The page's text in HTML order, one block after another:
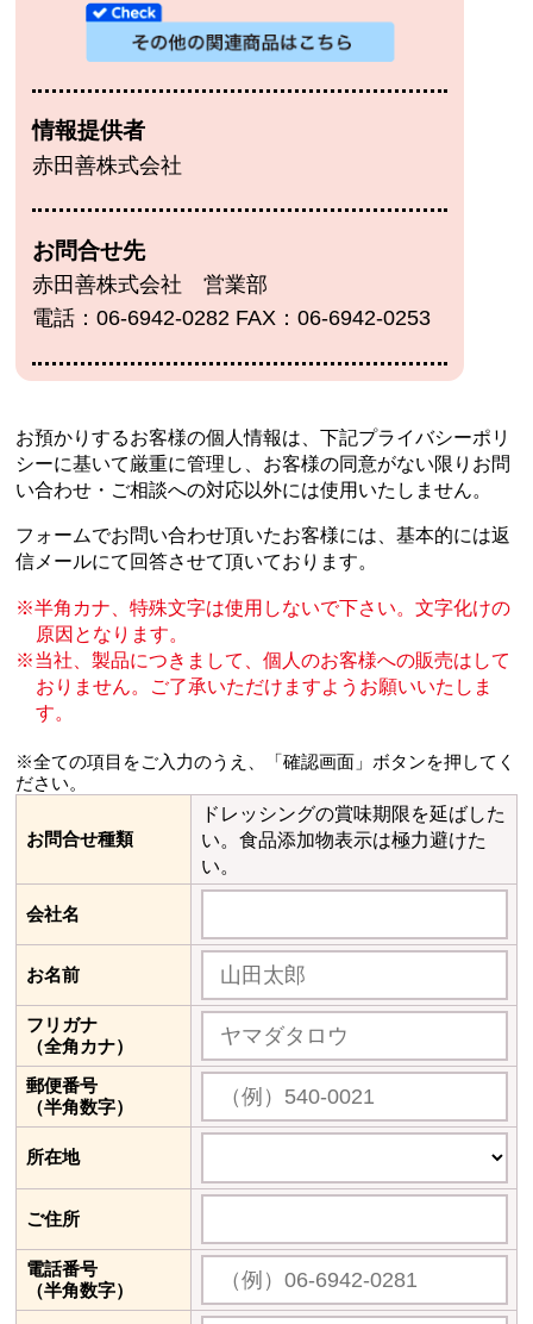
情報提供者
赤田善株式会社
お問合せ先
赤田善株式会社 営業部
電話：06-6942-0282 FAX：06-6942-0253
お預かりするお客様の個人情報は、下記プライバシーポリ
シーに基いて厳重に管理し、 お客様の同意がない限りお問
い合わせ・ご相談への対応以外には使用いたしません。
フォームでお問い合わせ頂いたお客様には、基本的には返
信メールにて回答させて頂いております。
半角カナ、特殊文字は使用しないで下さい。文字化けの
原因となります。
当社、製品につきまして、個人のお客様への販売はして
おりません。
ご了承いただけますようお願いいたしま
す。
※全ての項目をご入力のうえ、「確認画面」ボタンを押してく
ださい。
お問合せ種類
ドレッシングの賞味期限を延ばした
い。食品添加物表示は極力避けた
い。
会社名
お名前
フリガナ
（全角カナ）
郵便番号
（半角数字）
所在地
ご住所
電話番号
（半角数字）